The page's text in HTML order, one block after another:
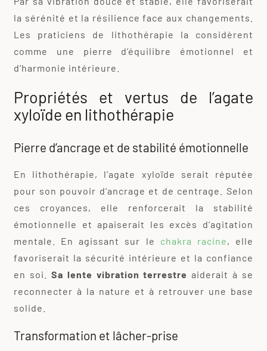
la sérénité et la résilience face aux changements.
Les praticiens de lithothérapie la considèrent
comme une pierre d’équilibre émotionnel et
d’harmonie intérieure.
Propriétés et vertus de l’agate
xyloïde en lithothérapie
Pierre d’ancrage et de stabilité émotionnelle
En lithothérapie, l’agate xyloïde serait réputée
pour son pouvoir d’ancrage et de centrage. Selon
ces croyances, elle renforcerait la stabilité
émotionnelle et apaiserait les excès d’agitation
mentale. En agissant sur le chakra racine, elle
favoriserait la sécurité intérieure et la confiance
en soi. Sa lente vibration terrestre aiderait à se
reconnecter à la nature et à retrouver une base
solide.
Transformation et lâcher-prise